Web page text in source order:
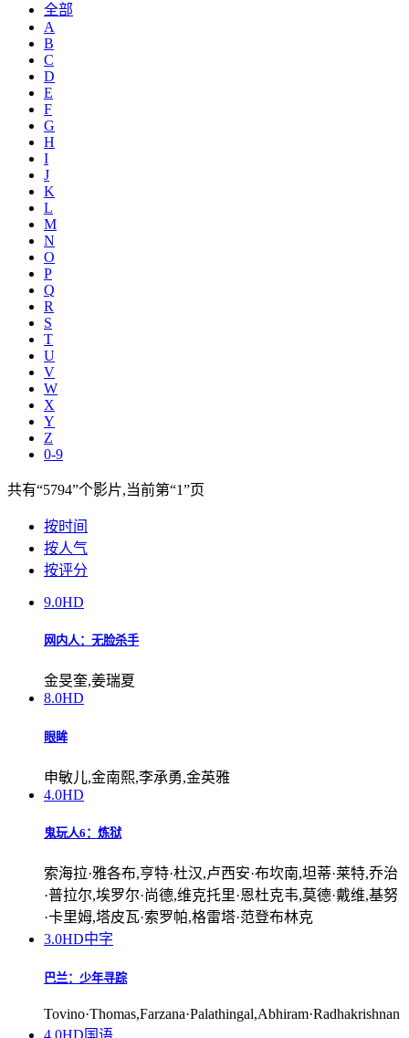
全部
A
B
C
D
E
F
G
H
I
J
K
L
M
N
O
P
Q
R
S
T
U
V
W
X
Y
Z
0-9
共有“5794”个影片,当前第“1”页
按时间
按人气
按评分
9.0HD
网内人：无脸杀手
金旻奎,姜瑞夏
8.0HD
眼眸
申敏儿,金南熙,李承勇,金英雅
4.0HD
鬼玩人6：炼狱
索海拉·雅各布,亨特·杜汉,卢西安·布坎南,坦蒂·莱特,乔治
·普拉尔,埃罗尔·尚德,维克托里·恩杜克韦,莫德·戴维,基努
·卡里姆,塔皮瓦·索罗帕,格雷塔·范登布林克
3.0HD中字
巴兰：少年寻踪
Tovino·Thomas,Farzana·Palathingal,Abhiram·Radhakrishnan